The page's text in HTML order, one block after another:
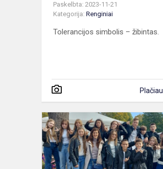
Paskelbta: 2023-11-21
Kategorija: Renginiai
Tolerancijos simbolis – žibintas.
Plačiau